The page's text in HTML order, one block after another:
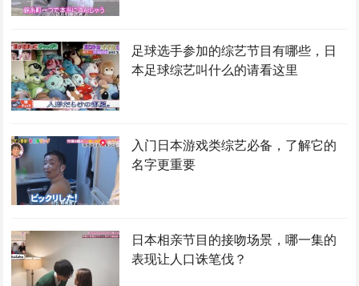
足球选手参加的综艺节目有哪些，日
本足球综艺叫什么的请看这里
入门日本游戏类综艺必备，了解它的
名字更重要
日本相亲节目的接吻场景，哪一集的
表现让人口诛笔伐？